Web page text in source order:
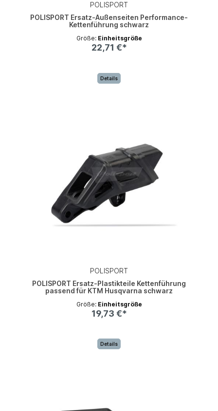
POLISPORT
POLISPORT Ersatz-Außenseiten Performance-
Kettenführung schwarz
Größe: Einheitsgröße
22,71 €*
Details
POLISPORT
POLISPORT Ersatz-Plastikteile Kettenführung
passend für KTM Husqvarna schwarz
Größe: Einheitsgröße
19,73 €*
Details